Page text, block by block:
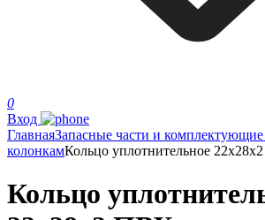
0
Вход
ГлавнаяЗапасные части и
колонкамКольцо уплотнительное
Кольцо